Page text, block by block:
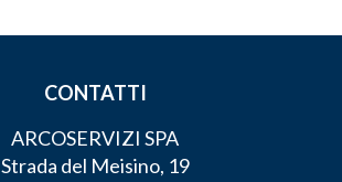
CONTATTI
ARCOSERVIZI SPA
Strada del Meisino, 19